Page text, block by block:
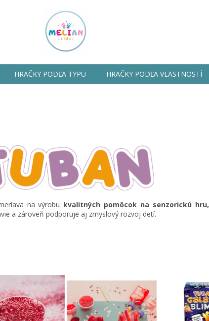
HRAČKY PODĽA TYPU HRAČKY PODĽA VLASTNOSTÍ
na výrobu kvalitných pomôcok na senzorickú hru,
a zároveň podporuje aj zmyslový rozvoj detí.